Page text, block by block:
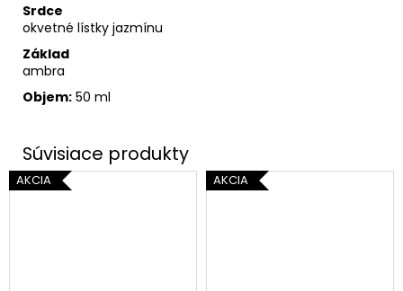
Srdce
okvetné lístky jazmínu
Základ
ambra
Objem: 50 ml
AKCIA AKCIA